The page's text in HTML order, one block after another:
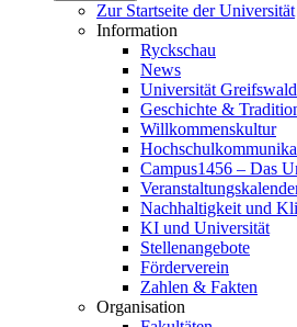
Zur Startseite der Universität
Information
Ryckschau
News
Universität
Geschichte &
Willkommenskultur
Campus1456 – Das
Nachhaltigkeit und
KI und Universität
Stellenangebote
Förderverein
Zahlen & Fakten
Organisation